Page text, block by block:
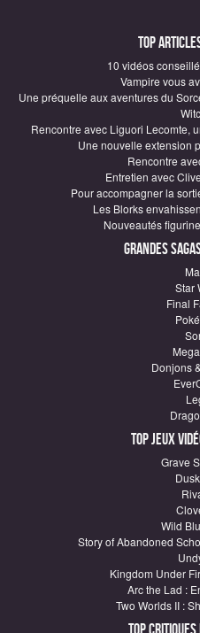
Top
10 vidéos
Vampire vous
Une préquelle aux aventures du
Rencontre avec Liguori Lecomte,
Une nouvelle extension
Rencontre
Entretien avec
Pour accompagner la
Les Blorks
Nouveautés
Grandes
Star
Final
Donjons
Top Jeux
Grave
Wild
Story of Abandoned
Kingdom Under
Arc the Lad :
Two Worlds II :